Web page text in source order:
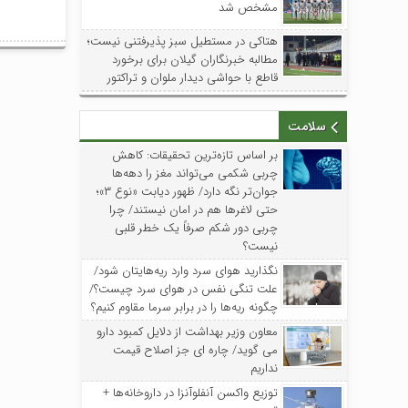
مشخص شد
هتاکی در مستطیل سبز پذیرفتنی نیست؛
مطالبه خبرنگاران گیلان برای برخورد
قاطع با حواشی دیدار ملوان و تراکتور
سلامت
بر اساس تازه‌ترین تحقیقات: کاهش
چربی شکمی می‌تواند مغز را دهه‌ها
جوان‌تر نگه دارد/ ظهور دیابت «نوع ۳»؛
حتی لاغرها هم در امان نیستند/ چرا
چربی دور شکم صرفاً یک خطر قلبی
نیست؟
نگذارید هوای سرد وارد ریه‌هایتان شود/
علت تنگی نفس در هوای سرد چیست؟/
چگونه ریه‌ها را در برابر سرما مقاوم کنیم؟
معاون وزیر بهداشت از دلایل کمبود دارو
می گوید/ چاره ای جز اصلاح قیمت
نداریم
توزیع واکسن‌ آنفلوآنزا در داروخانه‌ها +